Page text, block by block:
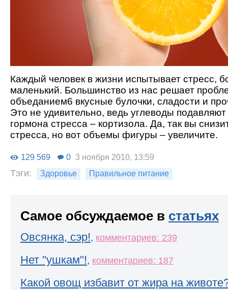
Каждый человек в жизни испытывает стресс,
маленький. Большинство из нас решает
объеданием6 вкусные булочки, сладости и
Это не удивительно, ведь углеводы
гормона стресса – кортизола. Да, так вы
стресса, но вот объемы фигуры – увеличите.
129 569 0 3 ноября 2010, 13:59
Тэги: Здоровье Правильное питание
Самое обсуждаемое в статьях
Овсянка, сэр!, комментариев: 239
Нет "ушкам"!, комментариев: 187
Какой овощ избавит от жира на